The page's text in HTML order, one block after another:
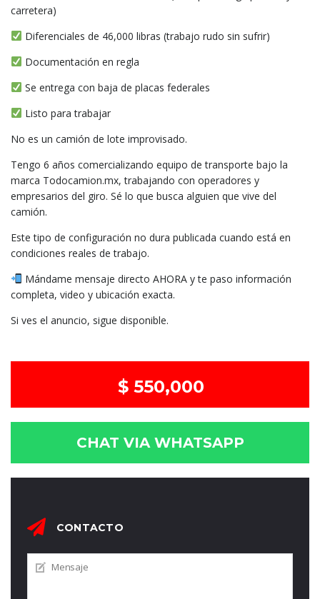
carretera)
Diferenciales de 46,000 libras (trabajo rudo sin sufrir)
Documentación en regla
Se entrega con baja de placas federales
Listo para trabajar
No es un camión de lote improvisado.
Tengo 6 años comercializando equipo de transporte bajo la
marca Todocamion.mx, trabajando con operadores y
empresarios del giro. Sé lo que busca alguien que vive del
camión.
Este tipo de configuración no dura publicada cuando está en
condiciones reales de trabajo.
Mándame mensaje directo AHORA y te paso información
completa, video y ubicación exacta.
Si ves el anuncio, sigue disponible.
$ 550,000
CHAT VIA WHATSAPP
CONTACTO